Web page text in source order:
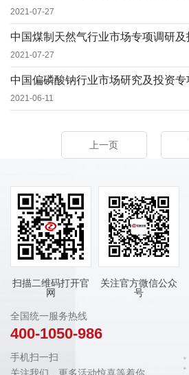
2021-07-27
2021-07-27
2021-06-11
上一页
扫描二维码打开官
网
关注官方微信公众
号
全国统一服务热线
400-1050-986
手机扫一扫